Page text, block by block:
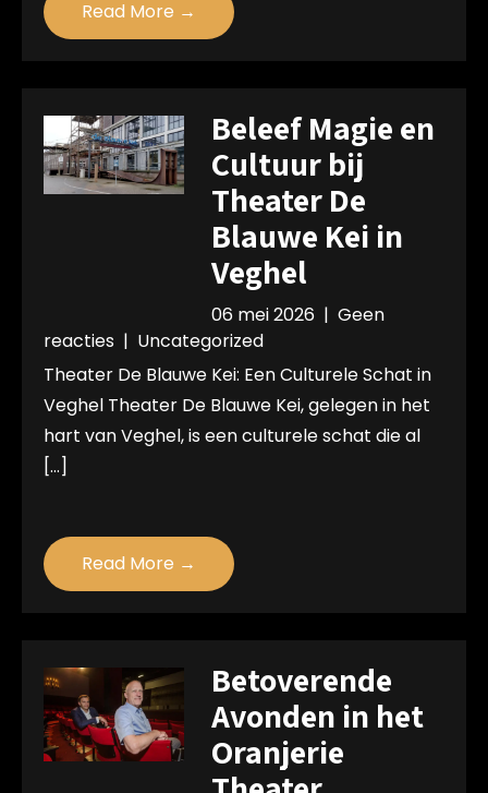
Read More →
Beleef Magie en
Cultuur bij
Theater De
Blauwe Kei in
Veghel
06 mei 2026 | Geen
reacties | Uncategorized
Theater De Blauwe Kei: Een Culturele Schat in
Veghel Theater De Blauwe Kei, gelegen in het
hart van Veghel, is een culturele schat die al
[…]
Read More →
Betoverende
Avonden in het
Oranjerie